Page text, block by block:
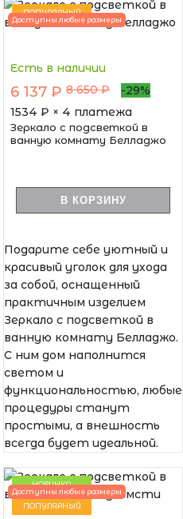
ПОПУЛЯРНЫЙ
Доступны любые размеры
Есть в наличии
6 137 ₽ 8 650 ₽
-29%
1534 ₽ × 4 платежа
Зеркало с подсветкой в
ванную комнату Белладжо
В КОРЗИНУ
Подарите себе уютный и
красивый уголок для ухода
за собой, оснащенный
практичным изделием
Зеркало с подсветкой в
ванную комнату Белладжо.
С ним дом наполнится
светом и
функциональностью, любые
процедуры станут
простыми, а внешность
всегда будет идеальной.
НОВИНКА
ПОПУЛЯРНЫЙ
Доступны любые размеры